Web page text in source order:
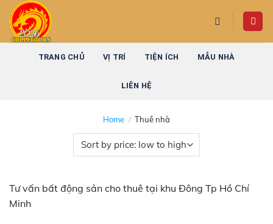
Skip
content
TRANG CHỦ VỊ TRÍ TIỆN ÍCH MẪU NHÀ
LIÊN HỆ
Home / Thuê nhà
Tư vấn bất động sản cho thuê tại khu Đông Tp Hồ Chí
Minh